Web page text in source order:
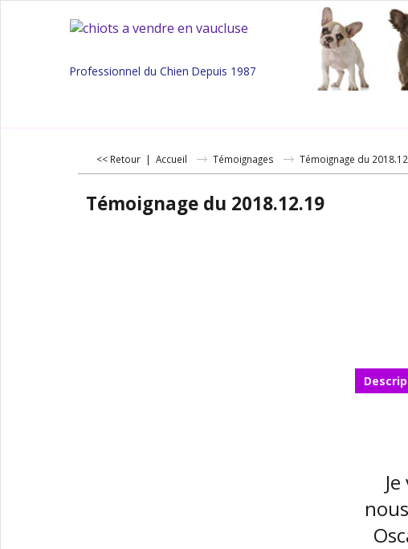
Professionnel du Chien Depuis 1987
<< Retour | Accueil Témoignages Témoignage du
Témoignage du 2018.12.19